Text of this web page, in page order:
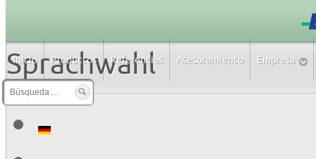
Inicio Productos Referencias Asesoramiento Empresa
Sprachwahl